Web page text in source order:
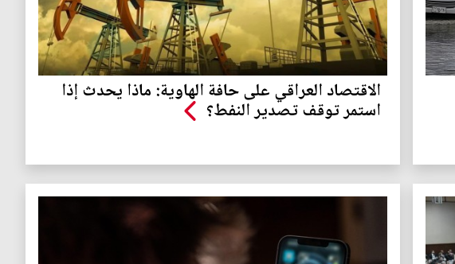
الاقتصاد العراقي على حافة الهاوية: ماذا يحدث إذا
استمر توقف تصدير النفط؟